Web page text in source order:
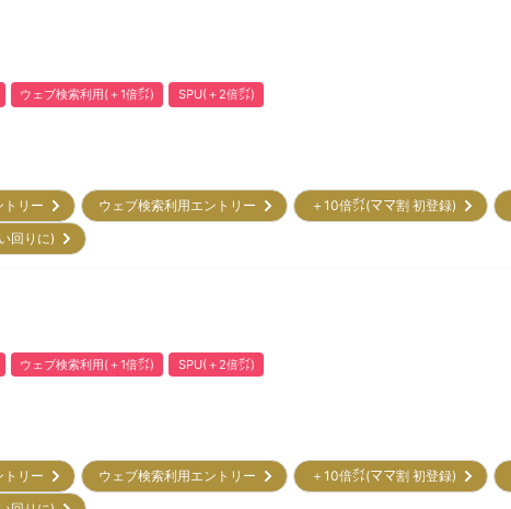
ウェブ検索利用(＋1倍㌽) SPU(＋2倍㌽)
トリー ウェブ検索利用エントリー ＋10倍㌽(ママ割 初登録)
回りに)
ウェブ検索利用(＋1倍㌽) SPU(＋2倍㌽)
トリー ウェブ検索利用エントリー ＋10倍㌽(ママ割 初登録)